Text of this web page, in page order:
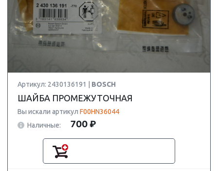
Артикул: 2430136191 | BOSCH
ШАЙБА ПРОМЕЖУТОЧНАЯ
Вы искали артикул F00HN36044
Наличные:
700 ₽